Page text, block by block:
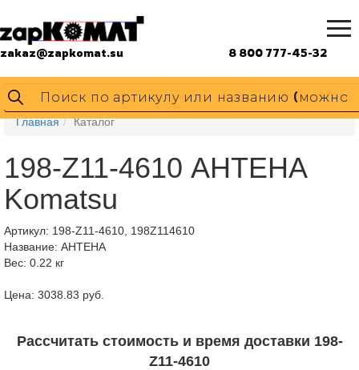
zakaz@zapkomat.su 8 800 777-45-32
Главная Каталог
198-Z11-4610 АНТЕНА
Komatsu
Артикул: 198-Z11-4610, 198Z114610
Название: АНТЕНА
Вес: 0.22 кг
Цена: 3038.83 руб.
Рассчитать стоимость и время доставки 198-
Z11-4610